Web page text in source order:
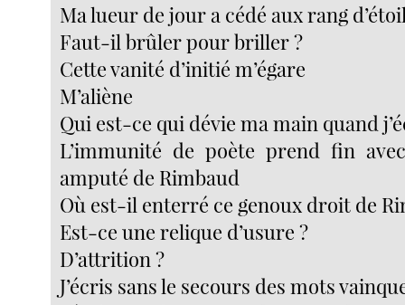
Ma lueur de jour a cédé aux rang
Faut-il brûler pour briller ?
Cette vanité d’initié m’égare
M’aliène
Qui est-ce qui dévie ma main quand
L’immunité de poète prend fin
amputé de Rimbaud
Où est-il enterré ce genoux droit de
Est-ce une relique d’usure ?
D’attrition ?
J’écris sans le secours des mots